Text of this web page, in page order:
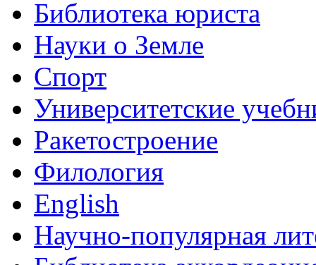
Библиотека юриста
Науки о Земле
Спорт
Университетские
Ракетостроение
Филология
English
Научно-популярная